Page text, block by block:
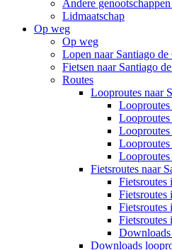
Andere genootschappen
Lidmaatschap
Op weg
Op weg
Lopen naar Santiago de
Fietsen naar Santiago
Routes
Looproutes naar
Fietsroutes naar
Fietsroutes
Fietsroutes
Fietsroutes
Downloads